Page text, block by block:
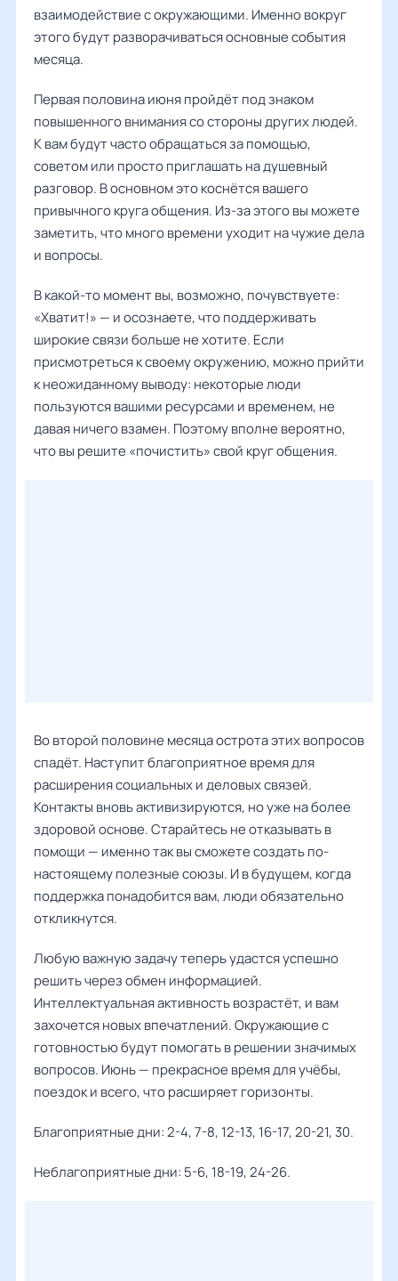
взаимодействие с окружающими. Именно вокруг
этого будут разворачиваться основные события
месяца.
Первая половина июня пройдёт под знаком
повышенного внимания со стороны других людей.
К вам будут часто обращаться за помощью,
советом или просто приглашать на душевный
разговор. В основном это коснётся вашего
привычного круга общения. Из-за этого вы можете
заметить, что много времени уходит на чужие дела
и вопросы.
В какой-то момент вы, возможно, почувствуете:
«Хватит!» — и осознаете, что поддерживать
широкие связи больше не хотите. Если
присмотреться к своему окружению, можно прийти
к неожиданному выводу: некоторые люди
пользуются вашими ресурсами и временем, не
давая ничего взамен. Поэтому вполне вероятно,
что вы решите «почистить» свой круг общения.
Во второй половине месяца острота этих вопросов
спадёт. Наступит благоприятное время для
расширения социальных и деловых связей.
Контакты вновь активизируются, но уже на более
здоровой основе. Старайтесь не отказывать в
помощи — именно так вы сможете создать по-
настоящему полезные союзы. И в будущем, когда
поддержка понадобится вам, люди обязательно
откликнутся.
Любую важную задачу теперь удастся успешно
решить через обмен информацией.
Интеллектуальная активность возрастёт, и вам
захочется новых впечатлений. Окружающие с
готовностью будут помогать в решении значимых
вопросов. Июнь — прекрасное время для учёбы,
поездок и всего, что расширяет горизонты.
Благоприятные дни: 2-4, 7-8, 12-13, 16-17, 20-21, 30.
Неблагоприятные дни: 5-6, 18-19, 24-26.